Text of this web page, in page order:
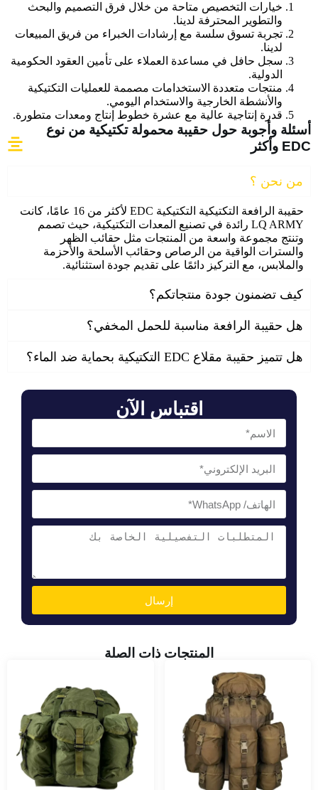
اقتباس الآن
إرسال
خيارات التخصيص متاحة من خلال فرق التصميم والبحث
والتطوير المحترفة لدينا.
تجربة تسوق سلسة مع إرشادات الخبراء من فريق المبيعات
لدينا.
سجل حافل في مساعدة العملاء على تأمين العقود الحكومية
الدولية.
منتجات متعددة الاستخدامات مصممة للعمليات التكتيكية
والأنشطة الخارجية والاستخدام اليومي.
قدرة إنتاجية عالية مع عشرة خطوط إنتاج ومعدات متطورة.
أسئلة وأجوبة حول حقيبة محمولة تكتيكية من نوع
EDC وأكثر
من نحن ؟
حقيبة الرافعة التكتيكية التكتيكية EDC لأكثر من 16 عامًا، كانت
LQ ARMY رائدة في تصنيع المعدات التكتيكية، حيث تصمم
وتنتج مجموعة واسعة من المنتجات مثل حقائب الظهر
والسترات الواقية من الرصاص وحقائب الأسلحة والأحزمة
والملابس، مع التركيز دائمًا على تقديم جودة استثنائية.
كيف تضمنون جودة منتجاتكم؟
هل حقيبة الرافعة مناسبة للحمل المخفي؟
هل تتميز حقيبة مقلاع EDC التكتيكية بحماية ضد الماء؟
المنتجات ذات الصلة